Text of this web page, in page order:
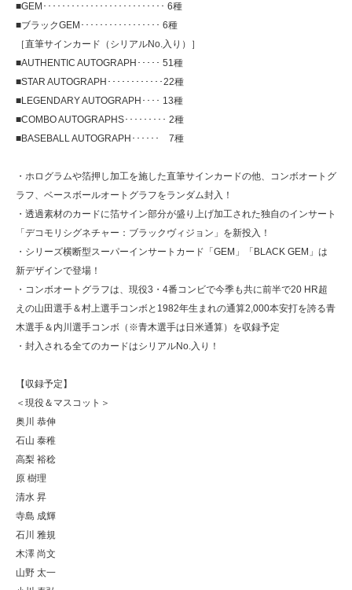
■GEM･･････････････････････････ 6種
■ブラックGEM･････････････････ 6種
［直筆サインカード（シリアルNo.入り）］
■AUTHENTIC AUTOGRAPH･････ 51種
■STAR AUTOGRAPH････････････22種
■LEGENDARY AUTOGRAPH････ 13種
■COMBO AUTOGRAPHS･････････ 2種
■BASEBALL AUTOGRAPH･･････ 7種
・ホログラムや箔押し加工を施した直筆サインカードの他、コンボオートグ
ラフ、ベースボールオートグラフをランダム封入！
・透過素材のカードに箔サイン部分が盛り上げ加工された独自のインサート
「デコモリシグネチャー：ブラックヴィジョン」を新投入！
・シリーズ横断型スーパーインサートカード「GEM」「BLACK GEM」は
新デザインで登場！
・コンボオートグラフは、現役3・4番コンビで今季も共に前半で20 HR超
えの山田選手＆村上選手コンボと1982年生まれの通算2,000本安打を誇る青
木選手＆内川選手コンボ（※青木選手は日米通算）を収録予定
・封入される全てのカードはシリアルNo.入り！
【収録予定】
＜現役＆マスコット＞
奥川 恭伸
石山 泰稚
高梨 裕稔
原 樹理
清水 昇
寺島 成輝
石川 雅規
木澤 尚文
山野 太一